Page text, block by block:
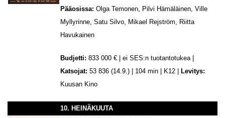
Pääosissa: Olga Temonen, Pilvi Hämäläinen, Ville
Myllyrinne, Satu Silvo, Mikael Rejström, Riitta
Havukainen
Budjetti: 833 000 € | ei SES:n tuotantotukea |
Katsojat: 53 836 (14.9.) | 104 min | K12 |
Levitys:
Kuusan Kino
10. HEINÄKUUTA